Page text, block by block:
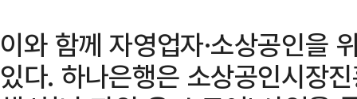
이와 함께 자영업자·소상공인을
있다. 하나은행은 소상공인시장